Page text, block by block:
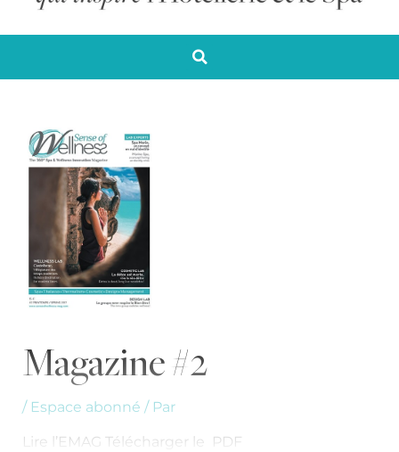
Magazine #2
/ Espace abonné / Par
Lire l’EMAG Télécharger le PDF